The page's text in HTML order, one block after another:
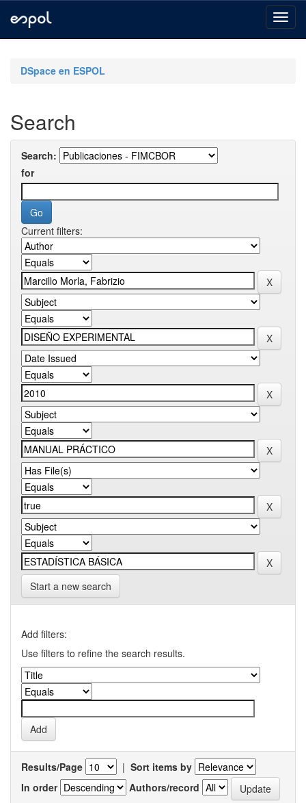
navigationDSpace en ESPOL
Search
Search:
for
Current filters:
Start a new search
Add filters:
Use filters to refine the search results.
Results/Page | Sort items by
In order
Authors/record